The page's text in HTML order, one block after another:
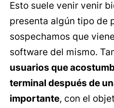
Esto suele venir venir
presenta algún tipo de
sospechamos que
software del mismo.
usuarios que
terminal después de
importante, con el